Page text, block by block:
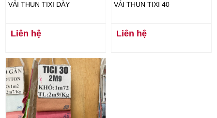
VẢI THUN TIXI DÀY
Liên hệ
VẢI THUN TIXI 40
Liên hệ